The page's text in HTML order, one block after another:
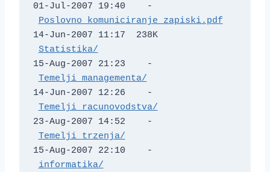
01-Jul-2007 19:40    -
Poslovno_komuniciranje_zapiski.pdf
14-Jun-2007 11:17  238K
Statistika/
15-Aug-2007 21:23    -
Temelji_managementa/
14-Jun-2007 12:26    -
Temelji_racunovodstva/
23-Aug-2007 14:52    -
Temelji_trzenja/
15-Aug-2007 22:10    -
informatika/